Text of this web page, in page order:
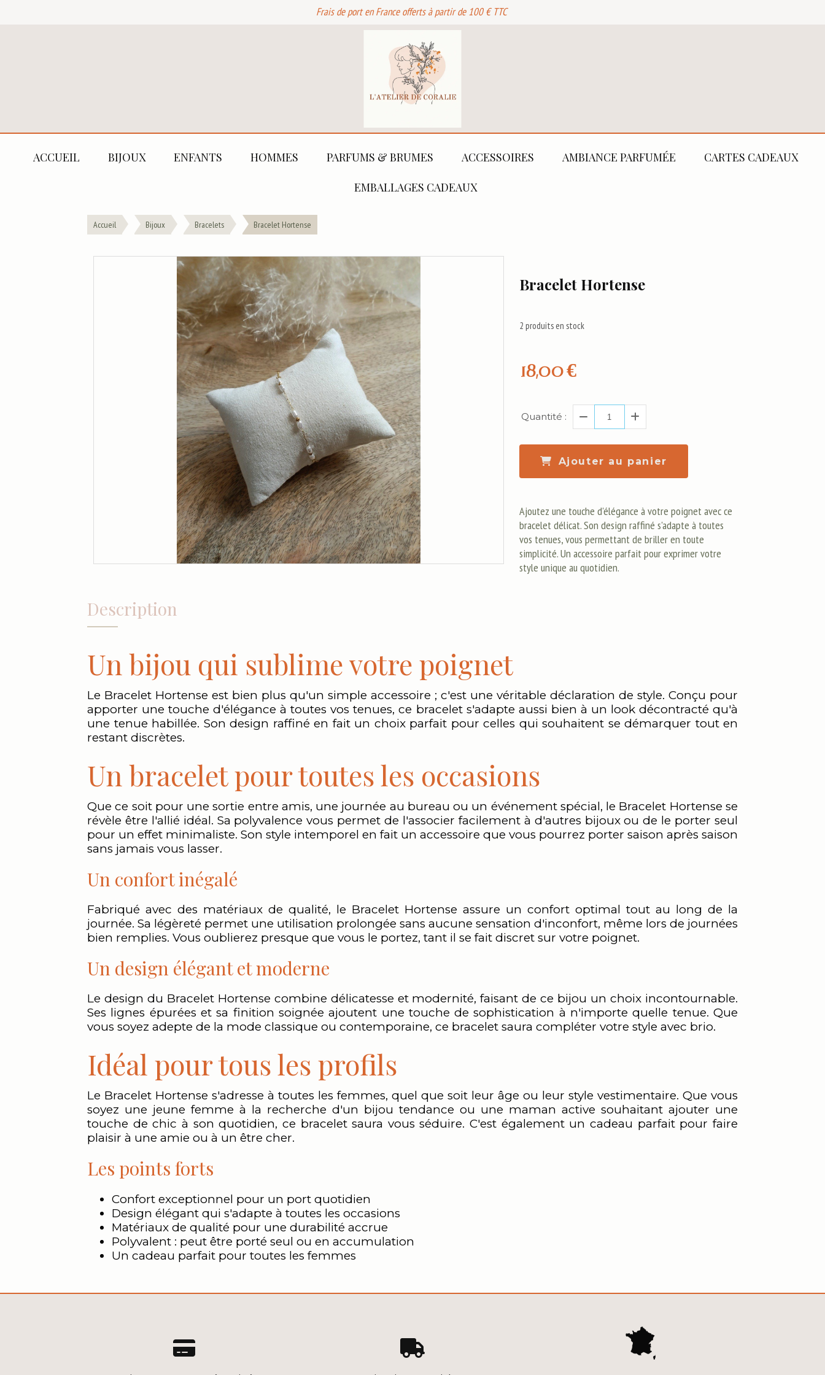
Frais de port en France offerts à partir de 100 € TTC
ACCUEIL BIJOUX ENFANTS HOMMES PARFUMS & BRUMES ACCESSOIRES AMBIANCE PARFUMÉE CARTES CADEAUX
EMBALLAGES CADEAUX
Accueil Bijoux Bracelets Bracelet Hortense
Bracelet Hortense
18,00€
2 produits en stock
Quantité :
Ajouter au panier
Ajoutez une touche d'élégance à votre poignet avec ce
bracelet délicat. Son design raffiné s'adapte à toutes
vos tenues, vous permettant de briller en toute
simplicité. Un accessoire parfait pour exprimer votre
style unique au quotidien.
Description
Un bijou qui sublime votre poignet
Le Bracelet Hortense est bien plus qu'un simple accessoire ; c'est une véritable déclaration de style. Conçu pour
apporter une touche d'élégance à toutes vos tenues, ce bracelet s'adapte aussi bien à un look décontracté qu'à
une tenue habillée. Son design raffiné en fait un choix parfait pour celles qui souhaitent se démarquer tout en
restant discrètes.
Un bracelet pour toutes les occasions
Que ce soit pour une sortie entre amis, une journée au bureau ou un événement spécial, le Bracelet Hortense se
révèle être l'allié idéal. Sa polyvalence vous permet de l'associer facilement à d'autres bijoux ou de le porter seul
pour un effet minimaliste. Son style intemporel en fait un accessoire que vous pourrez porter saison après saison
sans jamais vous lasser.
Un confort inégalé
Fabriqué avec des matériaux de qualité, le Bracelet Hortense assure un confort optimal tout au long de la
journée. Sa légèreté permet une utilisation prolongée sans aucune sensation d'inconfort, même lors de journées
bien remplies. Vous oublierez presque que vous le portez, tant il se fait discret sur votre poignet.
Un design élégant et moderne
Le design du Bracelet Hortense combine délicatesse et modernité, faisant de ce bijou un choix incontournable.
Ses lignes épurées et sa finition soignée ajoutent une touche de sophistication à n'importe quelle tenue. Que
vous soyez adepte de la mode classique ou contemporaine, ce bracelet saura compléter votre style avec brio.
Idéal pour tous les profils
Le Bracelet Hortense s'adresse à toutes les femmes, quel que soit leur âge ou leur style vestimentaire. Que vous
soyez une jeune femme à la recherche d'un bijou tendance ou une maman active souhaitant ajouter une
touche de chic à son quotidien, ce bracelet saura vous séduire. C'est également un cadeau parfait pour faire
plaisir à une amie ou à un être cher.
Les points forts
Confort exceptionnel pour un port quotidien
Design élégant qui s'adapte à toutes les occasions
Matériaux de qualité pour une durabilité accrue
Polyvalent : peut être porté seul ou en accumulation
Un cadeau parfait pour toutes les femmes
 